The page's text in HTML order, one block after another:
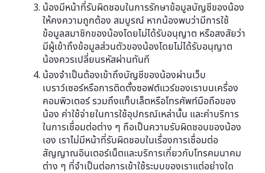
น้องมีหน้าที่รับผิดชอบในการรักษาข้อมูลบัญชีของน้อง
ให้คงความถูกต้อง สมบูรณ์ หากน้องพบว่ามีการใช้
ข้อมูลสมาชิกของน้องโดยไม่ได้รับอนุญาต หรือสงสัยว่า
มีผู้เข้าถึงข้อมูลส่วนตัวของน้องโดยไม่ได้รับอนุญาต
น้องควรเปลี่ยนรหัสผ่านทันที
น้องจำเป็นต้องเข้าถึงบัญชีของน้องผ่านเว็บ
เบราว์เซอร์หรือการติดตั้งซอฟต์แวร์ของเราบนเครื่อง
คอมพิวเตอร์ รวมถึงแท็บเล็ตหรือโทรศัพท์มือถือของ
น้อง ค่าใช้จ่ายในการใช้อุปกรณ์เหล่านั้น และค่าบริการ
ในการเชื่อมต่อต่าง ๆ ถือเป็นความรับผิดชอบของน้อง
เอง เราไม่มีหน้าที่รับผิดชอบในเรื่องการเชื่อมต่อ
สัญญาณอินเตอร์เน็ตและบริการเกี่ยวกับโทรคมนาคม
ต่าง ๆ ที่จำเป็นต่อการเข้าใช้ระบบของเราแต่อย่างใด